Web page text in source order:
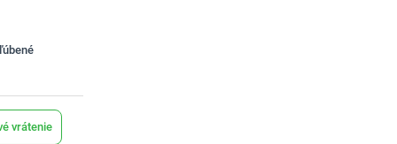
vrátenie